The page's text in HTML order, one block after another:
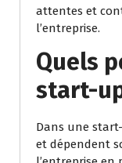
attentes et
l’entreprise.
Quels
start-
Dans une
et dépendent